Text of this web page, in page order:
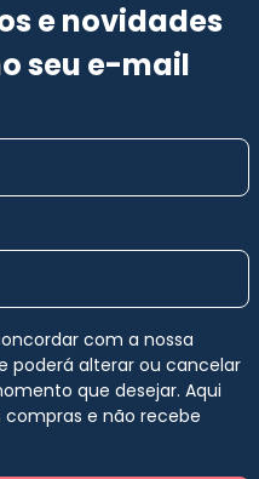
e novidades
seu e-mail
com a nossa
poderá alterar ou cancelar
que desejar. Aqui
e não recebe